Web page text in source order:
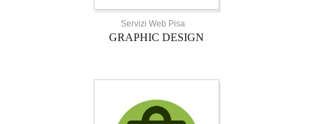
Servizi Web Pisa
GRAPHIC DESIGN